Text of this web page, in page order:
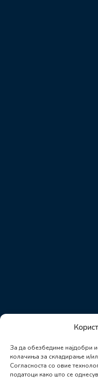
За да обезбедиме најдобри
колачиња за складирање и/
Согласноста со овие
податоци како што се